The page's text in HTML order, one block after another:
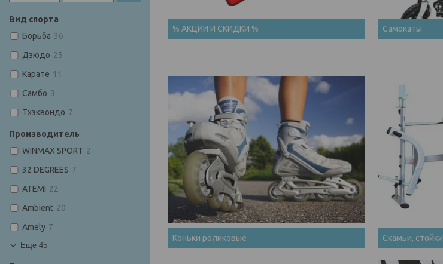
% АКЦИИ И СКИДКИ % Самокаты
Коньки роликовые Скамьи, стойки
Вид спорта
Борьба 36
Дзюдо 25
Карате 11
Самбо 3
Тхэквондо 7
Производитель
WINMAX SPORT 2
32 DEGREES 7
ATEMI 22
Ambient 20
Amely 7
Еще 45